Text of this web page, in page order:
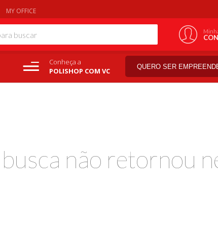
MY OFFICE
Conheça a
POLISHOP COM VC
QUERO SER
não retornou